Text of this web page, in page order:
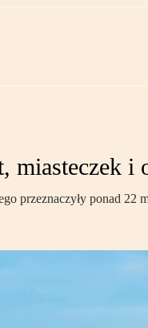
miasteczek i
przeznaczyły ponad